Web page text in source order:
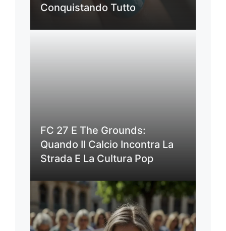
Conquistando Tutto
FC 27 E The Grounds:
Quando Il Calcio Incontra La
Strada E La Cultura Pop